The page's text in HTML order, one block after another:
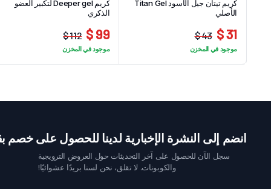
كريم تيتان جيل الأسود Titan Gel
الأصلي
43 $
السعر
31 $
السعرموجود في المخزن
كريم Deeper gel لتكبير العضو
الذكري
112 $
السعر
99 $
السعرموجود في المخزن
انضم إلى النشرة الإخبارية لدينا للحصول على خصم بقيمة 10
سجل الآن للحصول على آخر التحديثات حول العروض الترويجية
والكوبونات. لا تقلق، نحن لسنا بريدًا عشوائيًا!